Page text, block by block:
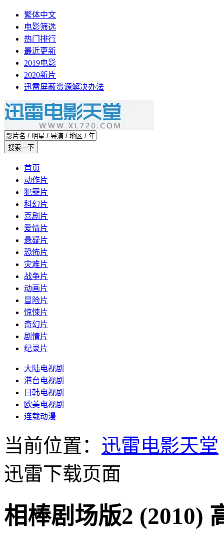
繁体中文
电影筛选
热门排行
最近更新
2019电影
2020新片
迅雷屏蔽资源解决办法
首页
动作片
犯罪片
科幻片
喜剧片
爱情片
悬疑片
恐怖片
灾难片
战争片
动画片
冒险片
惊悚片
奇幻片
剧情片
纪录片
大陆电视剧
港台电视剧
日韩电视剧
欧美电视剧
连载动漫
当前位置： 迅雷电影天堂
迅雷下载页面
相棒剧场版2 (2010)